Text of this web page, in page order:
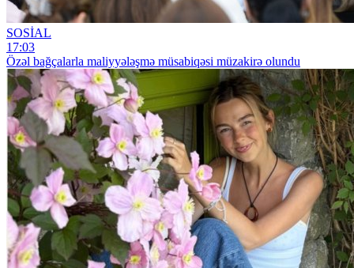
SOSİAL
17:03
Özəl bağçalarla maliyyələşmə müsabiqəsi müzakirə olundu